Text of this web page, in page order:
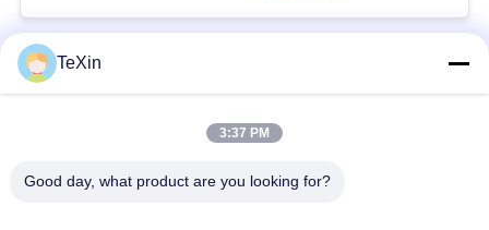
populaire categorieën
module
TeXin
3:37 PM
Good day, what product are you looking for?